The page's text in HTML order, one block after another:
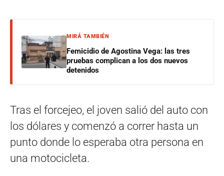
MIRÁ TAMBIÉN
Femicidio de Agostina Vega: las tres
pruebas complican a los dos nuevos
detenidos
Tras el forcejeo, el joven salió del auto con
los dólares y comenzó a correr hasta un
punto donde lo esperaba otra persona en
una motocicleta.